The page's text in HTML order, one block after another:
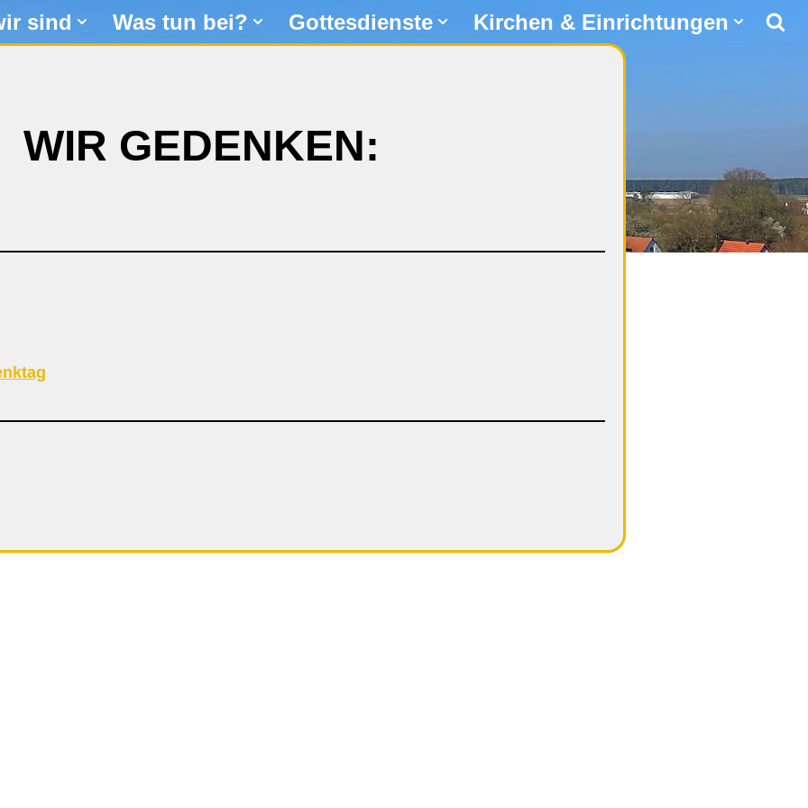
sind Was tun bei? Gottesdienste Kirchen & Einrichtungen
WIR GEDENKEN: